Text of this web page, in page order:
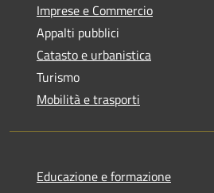
Imprese e Commercio
Appalti pubblici
Catasto e urbanistica
Turismo
Mobilità e trasporti
Educazione e formazione